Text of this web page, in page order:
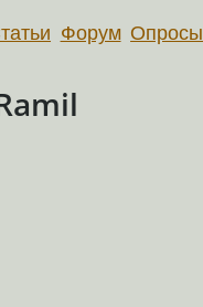
Форум Опросы